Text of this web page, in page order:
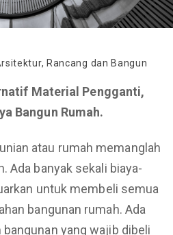
, Rancang dan Bangun
Material Pengganti,
Bangun Rumah.
atau rumah memanglah
Ada banyak sekali biaya-
untuk membeli semua
bangunan rumah. Ada
bangunan yang wajib dibeli